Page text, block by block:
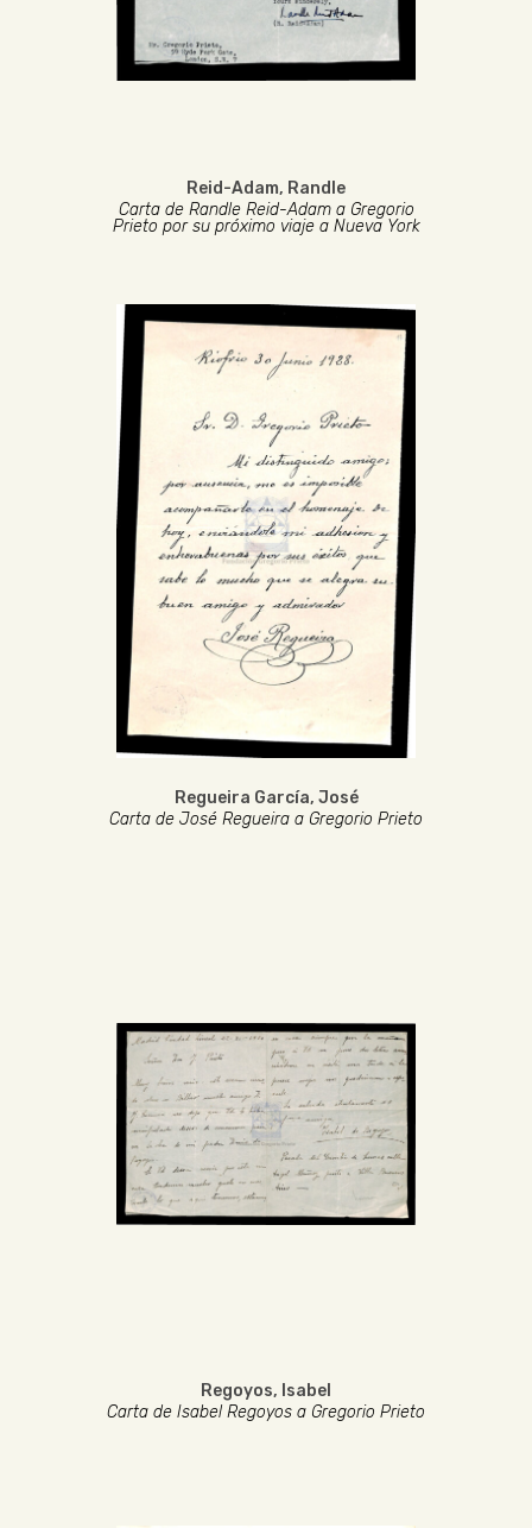
Reid-Adam, Randle
Carta de Randle Reid-Adam a Gregorio
Prieto por su próximo viaje a Nueva York
Regueira García, José
Carta de José Regueira a Gregorio Prieto
Regoyos, Isabel
Carta de Isabel Regoyos a Gregorio Prieto